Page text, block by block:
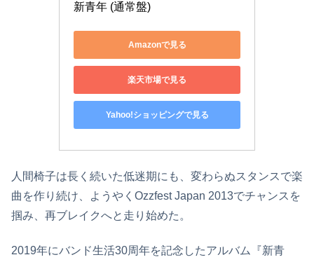
新青年 (通常盤)
Amazonで見る
楽天市場で見る
Yahoo!ショッピングで見る
人間椅子は長く続いた低迷期にも、変わらぬスタンスで楽
曲を作り続け、ようやくOzzfest Japan 2013でチャンスを
掴み、再ブレイクへと走り始めた。
2019年にバンド生活30周年を記念したアルバム『新青